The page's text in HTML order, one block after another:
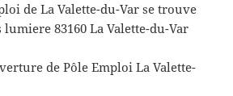
de La Valette-du-Var se trouve
83160 La Valette-du-Var
de Pôle Emploi La Valette-